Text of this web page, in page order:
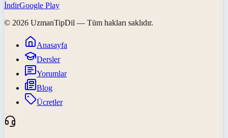
İndirGoogle Play
© 2026 UzmanTipDil — Tüm hakları saklıdır.
Anasayfa
Dersler
Yorumlar
Blog
Ücretler